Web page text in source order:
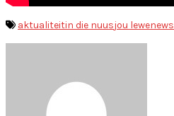
aktualiteitin die nuusjou lewenews